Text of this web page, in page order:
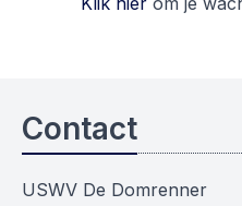
Contact
USWV De Domrenner